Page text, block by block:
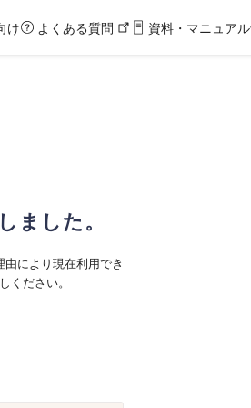
け よくある質問 資料・マニュアル
ました。
により現在利用でき
ください。